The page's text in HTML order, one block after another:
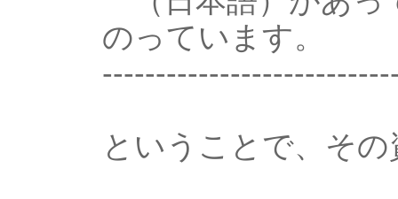
のっています。
ということで、そ